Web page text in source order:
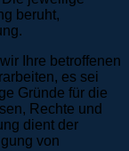
beruht,
Ihre betroffenen
es sei
Gründe für die
Rechte und
dient der
von